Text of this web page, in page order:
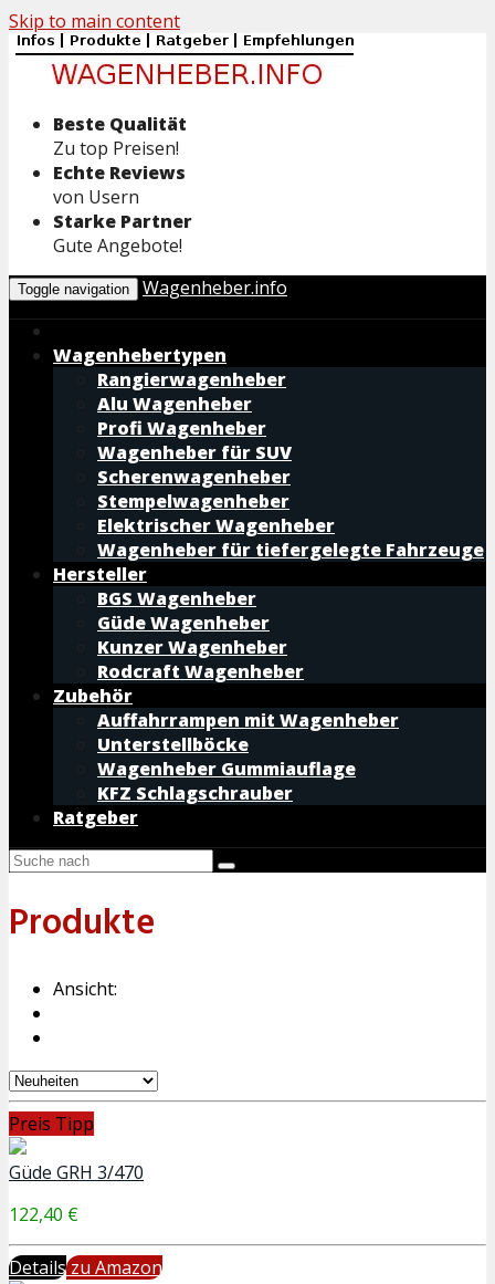
Skip to main content
Beste Qualität
Zu top Preisen!
Echte Reviews
von Usern
Starke Partner
Gute Angebote!
Toggle navigation Wagenheber.info
Wagenhebertypen
Rangierwagenheber
Alu Wagenheber
Profi Wagenheber
Wagenheber für SUV
Scherenwagenheber
Stempelwagenheber
Elektrischer Wagenheber
Wagenheber für tiefergelegte Fahrzeuge
Hersteller
BGS Wagenheber
Güde Wagenheber
Kunzer Wagenheber
Rodcraft Wagenheber
Zubehör
Auffahrrampen mit Wagenheber
Unterstellböcke
Wagenheber Gummiauflage
KFZ Schlagschrauber
Ratgeber
Produkte
Ansicht:
Preis Tipp
Güde GRH 3/470
122,40 €
Detailszu Amazon